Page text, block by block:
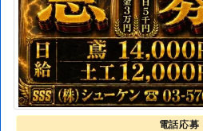
電話応募